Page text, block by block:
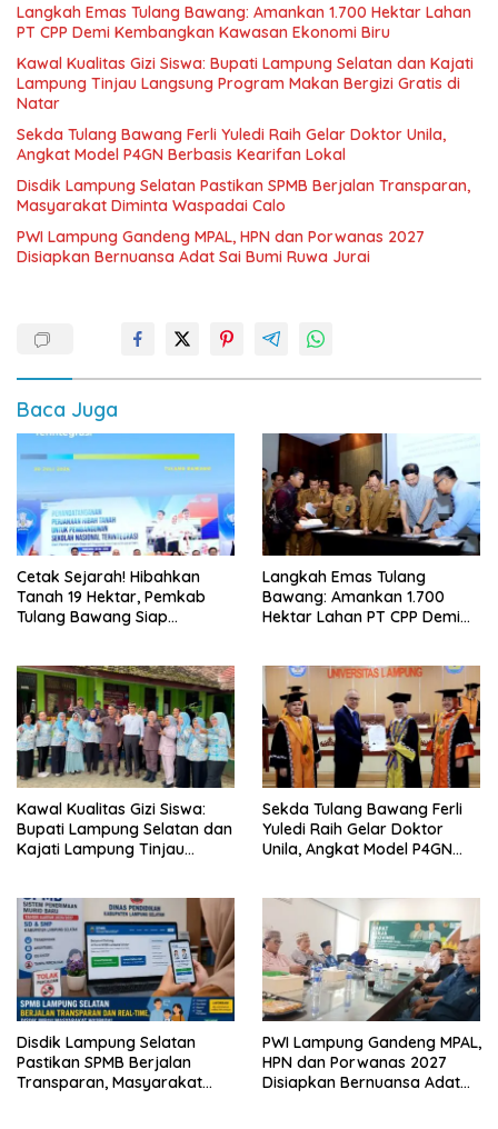
Langkah Emas Tulang Bawang: Amankan 1.700 Hektar Lahan
PT CPP Demi Kembangkan Kawasan Ekonomi Biru
Kawal Kualitas Gizi Siswa: Bupati Lampung Selatan dan Kajati
Lampung Tinjau Langsung Program Makan Bergizi Gratis di
Natar
Sekda Tulang Bawang Ferli Yuledi Raih Gelar Doktor Unila,
Angkat Model P4GN Berbasis Kearifan Lokal
Disdik Lampung Selatan Pastikan SPMB Berjalan Transparan,
Masyarakat Diminta Waspadai Calo
PWI Lampung Gandeng MPAL, HPN dan Porwanas 2027
Disiapkan Bernuansa Adat Sai Bumi Ruwa Jurai
Baca Juga
Cetak Sejarah! Hibahkan
Tanah 19 Hektar, Pemkab
Tulang Bawang Siap
Lampung
Langkah Emas Tulang
Bawang: Amankan 1.700
Hektar Lahan PT CPP Demi
Kawal Kualitas Gizi Siswa:
Bupati Lampung Selatan dan
Kajati Lampung Tinjau
Sekda Tulang Bawang Ferli
Yuledi Raih Gelar Doktor
Unila, Angkat Model P4GN
Disdik Lampung Selatan
Pastikan SPMB Berjalan
Transparan, Masyarakat
PWI Lampung Gandeng MPAL,
HPN dan Porwanas 2027
Disiapkan Bernuansa Adat